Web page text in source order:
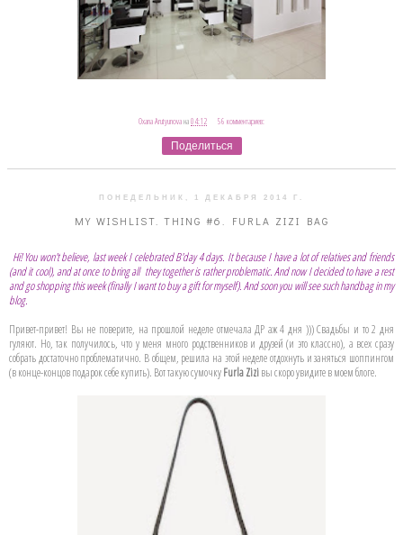
Oxana Arutyunovaна04:12 56 комментариев:
Поделиться
ПОНЕДЕЛЬНИК, 1 ДЕКАБРЯ 2014 Г.
MY WISHLIST. THING #6. FURLA ZIZI BAG
Hi! You won't believe, last week I celebrated B'day 4 days. It because I have a lot of relatives and friends
(and it cool), and at once to bring all they together is rather problematic. And now I decided to have a rest
and go shopping this week (finally I want to buy a gift for myself). And soon you will see such handbag in my
blog.
Привет-привет! Вы не поверите, на прошлой неделе отмечала ДР аж 4 дня ))) Свадьбы и то 2 дня
гуляют. Но, так получилось, что у меня много родственников и друзей (и это классно), а всех сразу
собрать достаточно проблематично. В общем, решила на этой неделе отдохнуть и заняться шоппингом
(в конце-концов подарок себе купить). Вот такую сумочкуFurla Ziziвы скоро увидите в моем блоге.